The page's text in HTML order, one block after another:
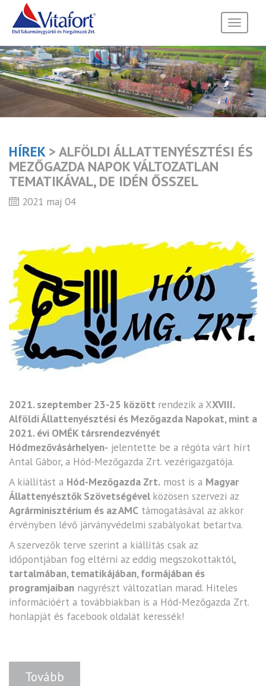
Toggle
HÍREK> ALFÖLDI ÁLLATTENYÉSZTÉSI ÉS
MEZŐGAZDA NAPOK VÁLTOZATLAN
TEMATIKÁVAL, DE IDÉN ŐSSZEL
2021 maj 04
2021. szeptember 23-25 között rendezik a XXVIII.
Alföldi Állattenyésztési és Mezőgazda Napokat, mint a
2021. évi OMÉK társrendezvényét
Hódmezővásárhelyen- jelentette be a régóta várt hírt
Antal Gábor, a Hód-Mezőgazda Zrt. vezérigazgatója.
A kiállítást a Hód-Mezőgazda Zrt. most is a Magyar
Állattenyésztők Szövetségével közösen szervezi az
Agrárminisztérium és az AMC támogatásával az akkor
érvényben lévő járványvédelmi szabályokat betartva.
A szervezők terve szerint a kiállítás csak az
időpontjában fog eltérni az eddig megszokottaktól,
tartalmában, tematikájában, formájában és
programjaiban nagyrészt változatlan marad. Hiteles
információért a továbbiakban is a Hód-Mezőgazda Zrt.
honlapját és facebook oldalát keressék!
Tovább